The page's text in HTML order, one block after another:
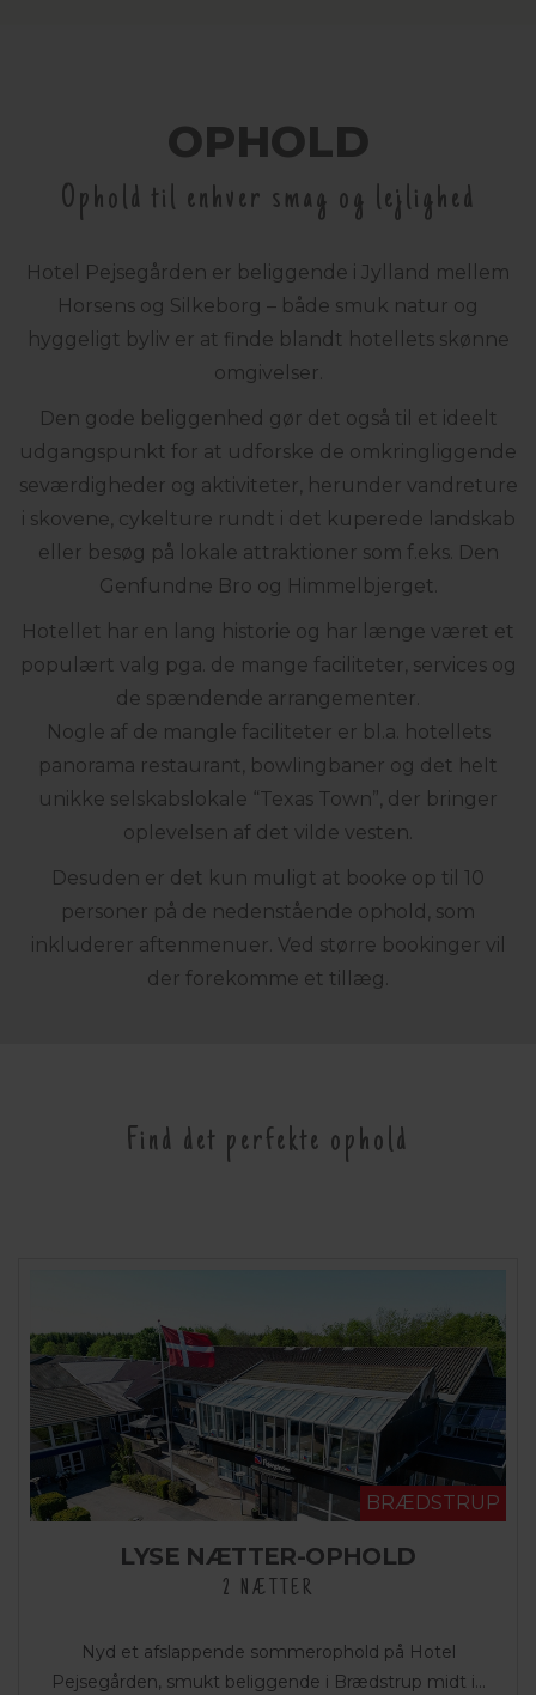
OPHOLD
Ophold til enhver smag og lejlighed
Hotel Pejsegården er beliggende i Jylland mellem
Horsens og Silkeborg – både smuk natur og
hyggeligt byliv er at finde blandt hotellets skønne
omgivelser.
Den gode beliggenhed gør det også til et ideelt
udgangspunkt for at udforske de omkringliggende
seværdigheder og aktiviteter, herunder vandreture
i skovene, cykelture rundt i det kuperede landskab
eller besøg på lokale attraktioner som f.eks. Den
Genfundne Bro og Himmelbjerget.
Hotellet har en lang historie og har længe været et
populært valg pga. de mange faciliteter, services og
de spændende arrangementer.
Nogle af de mangle faciliteter er bl.a. hotellets
panorama restaurant, bowlingbaner og det helt
unikke selskabslokale “Texas Town”, der bringer
oplevelsen af det vilde vesten.
Desuden er det kun muligt at booke op til 10
personer på de nedenstående ophold, som
inkluderer aftenmenuer. Ved større bookinger vil
der forekomme et tillæg.
Find det perfekte ophold
BRÆDSTRUP
LYSE NÆTTER-OPHOLD
2 NÆTTER
Nyd et afslappende sommerophold på Hotel
Pejsegården, smukt beliggende i Brædstrup midt i...